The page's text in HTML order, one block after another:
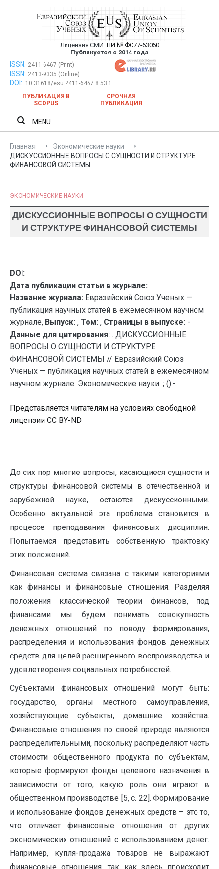
Евразийский Союз Ученых —
публикация научных статей в
ежемесячном научном журнале
Лицензия СМИ: ПИ № ФС77-63060
Публикуется с 2014 года
Евразийский Союз Ученых — публикация научных статей в
ежемесячном научном журнале
ISSN: 2411-6467 (Print)
ISSN: 2413-9335 (Online)
DOI:
10.31618/esu.2411-6467.8.53.1
ПУБЛИКАЦИЯ В
SCOPUS
СРОЧНАЯ
ПУБЛИКАЦИЯ
MENU
Главная
Экономические науки
ДИСКУССИОННЫЕ ВОПРОСЫ О СУЩНОСТИ И СТРУКТУРЕ
ФИНАНСОВОЙ СИСТЕМЫ
ЭКОНОМИЧЕСКИЕ НАУКИ
ДИСКУССИОННЫЕ ВОПРОСЫ О СУЩНОСТИ
И СТРУКТУРЕ ФИНАНСОВОЙ СИСТЕМЫ
DOI:
Дата публикации статьи в журнале:
Название журнала: Евразийский Союз Ученых —
публикация научных статей в ежемесячном научном
журнале, Выпуск: , Том: , Страницы в выпуске: -
Данные для цитирования: . ДИСКУССИОННЫЕ
ВОПРОСЫ О СУЩНОСТИ И СТРУКТУРЕ
ФИНАНСОВОЙ СИСТЕМЫ // Евразийский Союз
Ученых — публикация научных статей в ежемесячном
научном журнале. Экономические науки. ; ():-.
Представляется читателям на условиях свободной
лицензии CC BY-ND
До сих пор многие вопросы, касающиеся сущности и
структуры финансовой системы в отечественной и
зарубежной науке, остаются дискуссионными.
Особенно актуальной эта проблема становится в
процессе преподавания финансовых дисциплин.
Попытаемся представить собственную трактовку
этих положений.
Финансовая система связана с такими категориями
как финансы и финансовые отношения. Разделяя
положения классической теории финансов, под
финансами мы будем понимать совокупность
денежных отношений по поводу формирования,
распределения и использования фондов денежных
средств для целей расширенного воспроизводства и
удовлетворения социальных потребностей.
Субъектами финансовых отношений могут быть:
государство, органы местного самоуправления,
хозяйствующие субъекты, домашние хозяйства.
Финансовые отношения по своей природе являются
распределительными, поскольку распределяют часть
стоимости общественного продукта по субъектам,
которые формируют фонды целевого назначения в
зависимости от того, какую роль они играют в
общественном производстве [5, с. 22]. Формирование
и использование фондов денежных средств – это то,
что отличает финансовые отношения от других
экономических отношений с использованием денег.
Например, купля-продажа товаров не выражают
финансовые отношения, так как здесь происходит